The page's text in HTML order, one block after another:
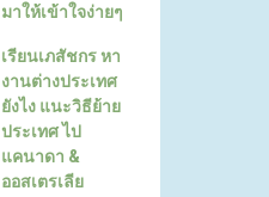
มาให้เข้าใจง่ายๆ
เรียนเภสัชกร หา
งานต่างประเทศ
ยังไง แนะวิธีย้าย
ประเทศ ไป
แคนาดา &
ออสเตรเลีย